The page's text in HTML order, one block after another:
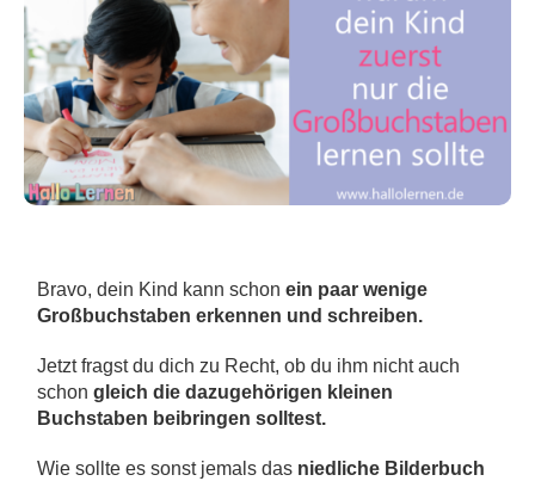
Bravo, dein Kind kann schonein paar wenige
Großbuchstaben erkennen und schreiben.
Jetzt fragst du dich zu Recht, ob du ihm nicht auch
schongleich die dazugehörigen kleinen
Buchstaben beibringen solltest.
Wie sollte es sonst jemals das niedliche Bilderbuch